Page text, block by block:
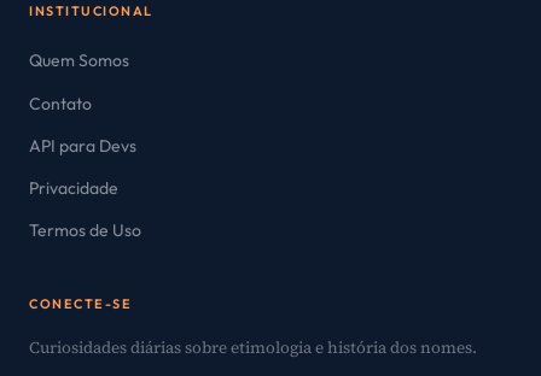
INSTITUCIONAL
Quem Somos
Contato
API para Devs
Privacidade
Termos de Uso
CONECTE-SE
Curiosidades diárias sobre etimologia e história dos nomes.